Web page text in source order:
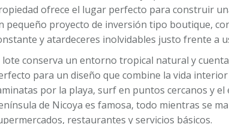
ofrece el lugar perfecto para construir
pequeño proyecto de inversión tipo boutique,
y atardeceres inolvidables justo frente a
lote conserva un entorno tropical natural y
para un diseño que combine la vida
por la playa, surf en puntos cercanos y
de Nicoya es famosa, todo mientras se
restaurantes y servicios básicos.